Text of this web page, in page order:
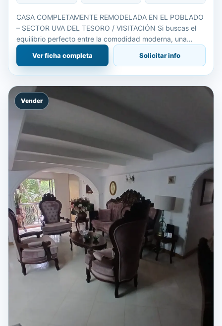
CASA COMPLETAMENTE REMODELADA EN EL POBLADO
– SECTOR UVA DEL TESORO / VISITACIÓN Si buscas el
equilibrio perfecto entre la comodidad moderna, una
ubicación privilegiada y el silencio absoluto, ¡esta casa es
para ti! Tota
Ver ficha completa Solicitar info
Vender